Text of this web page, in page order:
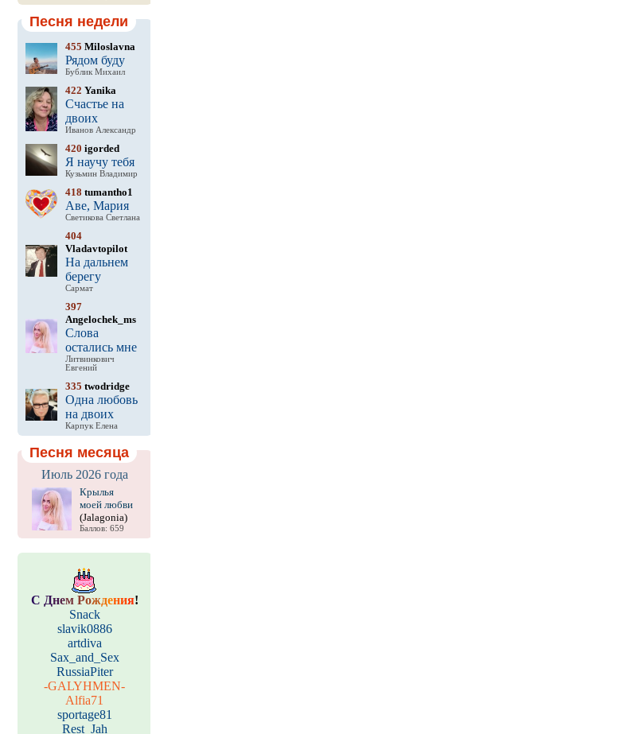
Песня недели
455 Miloslavna
Рядом буду
Бублик Михаил
422 Yanika
Счастье на
двоих
Иванов Александр
420 igorded
Я научу тебя
Кузьмин Владимир
418 tumantho1
Аве, Мария
Светикова Светлана
404
Vladavtopilot
На дальнем
берегу
Сармат
397
Angelochek_ms
Слова
остались мне
Литвинкович
Евгений
335 twodridge
Одна любовь
на двоих
Карпук Елена
Песня месяца
Июль 2026 года
Крылья
моей любви
(Jalagonia)
Баллов: 659
С Днем Рождения!
Snack
slavik0886
artdiva
Sax_and_Sex
RussiaPiter
-GALYHMEN-
Alfia71
sportage81
Rest_Jah